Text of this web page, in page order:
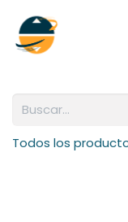
Todos los